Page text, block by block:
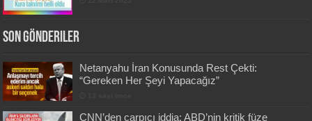
Son Gönderiler
Netanyahu İran Konusunda Rest Çekti:
“Gereken Her Şeyi Yapacağız”
CNN’den çarpıcı iddia: ABD’nin kritik füze